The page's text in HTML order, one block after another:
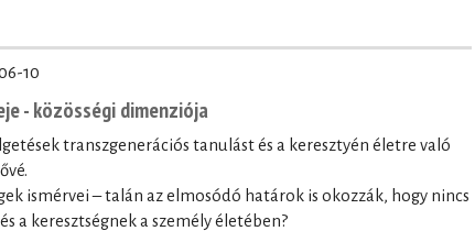
10
- közösségi dimenziója
transzgenerációs tanulást és a keresztyén életre való
ismérvei – talán az elmosódó határok is okozzák, hogy nincs
a keresztségnek a személy életében?